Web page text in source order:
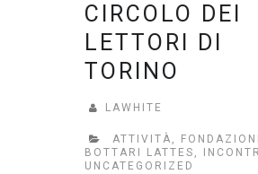
CIRCOLO DEI
LETTORI DI
TORINO
LAWHITE
ATTIVITÀ ,
BOTTARI LATTES ,
UNCATEGORIZED